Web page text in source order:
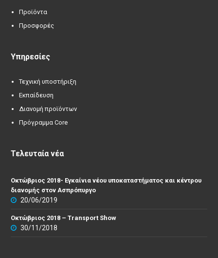
Προϊόντα
Προσφορές
Υπηρεσίες
Τεχνική υποστήριξη
Εκπαίδευση
Διανομή προϊόντων
Πρόγραμμα Core
Τελευταία νέα
Οκτώβριος 2018- Εγκαίνια νέου υποκαταστήματος και κέντρου
διανομής στον Ασπρόπυργο
20/06/2019
Οκτώβριος 2018 – Transport Show
30/11/2018